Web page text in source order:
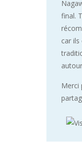
final.
car
Merci